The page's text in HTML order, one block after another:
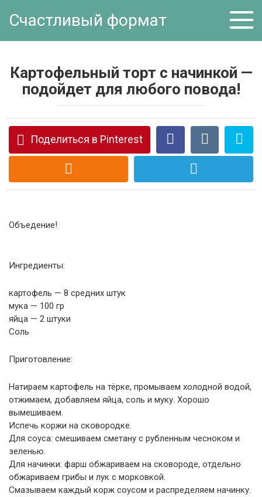
Счастливый формат
Картофельный торт с начинкой —
подойдет для любого повода!
Поделиться в Pinterest
Объедение!
Ингредиенты:
картофель — 8 средних штук
мука — 100 гр
яйца — 2 штуки
Соль
Приготовление:
Натираем картофель на тёрке, промываем холодной водой,
отжимаем, добавляем яйца, соль и муку. Хорошо
вымешиваем.
Испечь коржи на сковородке.
Для соуса: смешиваем сметану с рубленным чесноком и
зеленью.
Для начинки: фарш обжариваем на сковороде, отдельно
обжариваем грибы и лук с морковкой.
Смазываем каждый корж соусом и распределяем начинку.